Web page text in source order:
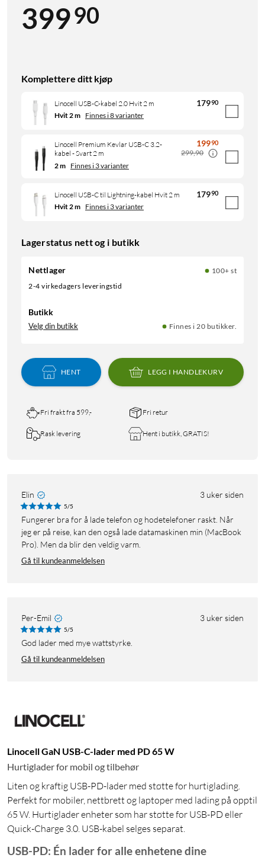
39990
Komplettere ditt kjøp
Linocell USB-C-kabel 2.0 Hvit 2 m 17990
Hvit 2 m Finnes i 8 varianter
Linocell Premium Kevlar USB-C 3.2-
kabel - Svart 2 m
19990
299,90
2 m Finnes i 3 varianter
Linocell USB-C til Lightning-kabel Hvit 2 m 17990
Hvit 2 m Finnes i 3 varianter
Lagerstatus nett og i butikk
Nettlager
100+ st
2-4 virkedagers leveringstid
Butikk
Velg din butikk Finnes i 20 butikker.
HENT LEGG I HANDLEKURV
Fri frakt fra 599,- Fri retur
Rask levering Hent i butikk, GRATIS!
Elin 3 uker siden
5/5
Fungerer bra for å lade telefon og hodetelefoner raskt. Når
jeg er på reise, kan den også lade datamaskinen min (MacBook
Pro). Men da blir den veldig varm.
Gå til kundeanmeldelsen
Per-Emil 3 uker siden
5/5
God lader med mye wattstyrke.
Gå til kundeanmeldelsen
Linocell GaN USB-C-lader med PD 65 W
Hurtiglader for mobil og tilbehør
Liten og kraftig USB-PD-lader med støtte for hurtiglading.
Perfekt for mobiler, nettbrett og laptoper med lading på opptil
65 W. Hurtiglader enheter som har støtte for USB-PD eller
Quick-Charge 3.0. USB-kabel selges separat.
USB-PD: Én lader for alle enhetene dine